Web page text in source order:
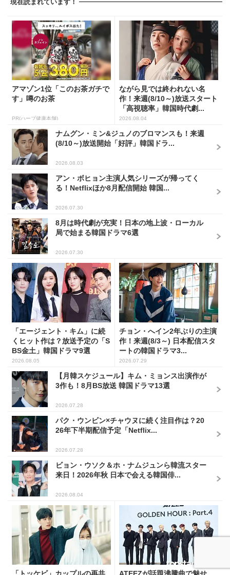
現在読まれています！
アマゾン1位「このお茶ガチで
す」噂のお茶
PR(ハーブ健康本舗)
ながら見では終われない名
作！来週(8/10～)放送スタート
「高視聴率」韓国時代劇...
2026.08.04
ナムグン・ミン&ジュノのブロマンスも！来週
(8/10～)放送開始「好評」韓国ドラ...
2026.08.03
アン・ボヒョン主演人気シリーズが帰ってく
る！Netflixほか8月配信開始 韓国...
2026.07.30
8月は時代劇が充実！日本の地上波・ローカル
局で始まる韓国ドラマ6選
2026.07.30
「エージェント・キム」に続
くヒット作は？放送予定の「S
BS金土」韓国ドラマ9選
2026.08.05
チョン・へイン2年ぶりの主演
作！来週(8/3～) 日本配信スタ
ートの韓国ドラマ3...
2026.07.29
【月韓スケジュール】キム・ミョンス出演作が
3作も！8月BS放送 韓国ドラマ13選
2026.07.28
パク・ウンビン×チャウヌに続く注目作は？20
26年下半期配信予定「Netflix...
2026.07.28
ビョン・ウソク＆ホ・ナムジュンら韓流スター
来日！2026年秋 日本で会える韓国俳...
2026.08.04
「トッケビ」カップルの再共 ATEEZが話題沸騰曲で魅せ